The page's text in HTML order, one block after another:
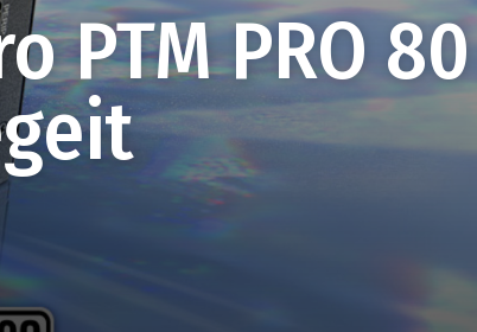
PTM PRO 80